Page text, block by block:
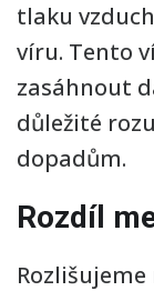
tlaku
víru. Tento
zasáhnout
důležité
dopadům.
Rozdíl